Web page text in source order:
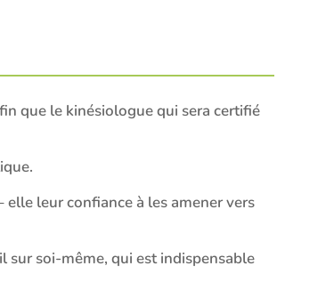
que le kinésiologue qui sera certifié
leur confiance à les amener vers
sur soi-même, qui est indispensable